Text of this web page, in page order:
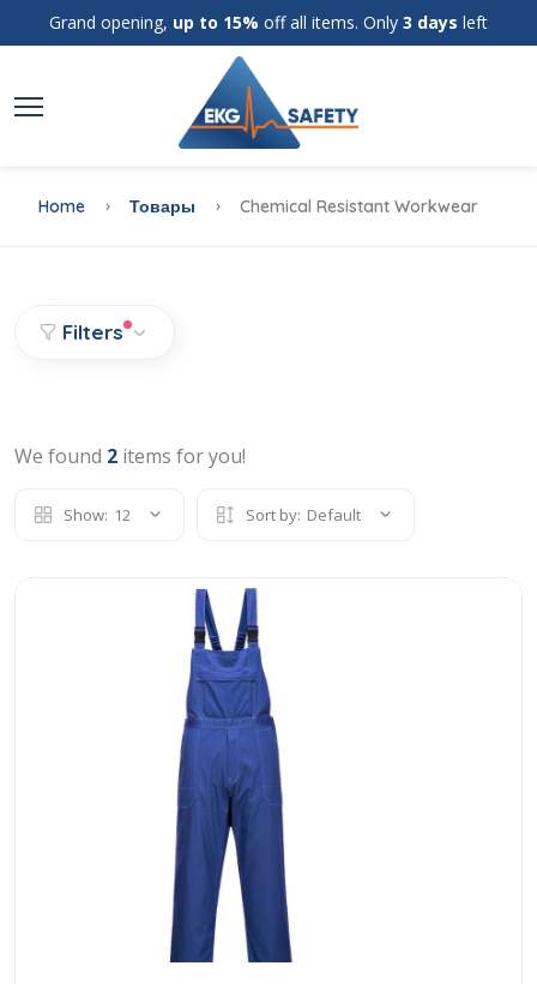
Grand opening, up to 15% off all items. Only 3 days left
Home Товары Chemical Resistant Workwear
Filters
We found 2 items for you!
Show: 12 Sort by: Default